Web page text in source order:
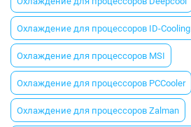
Охлаждение для процессоров ID-Cooling
Охлаждение для процессоров MSI
Охлаждение для процессоров PCCooler
Охлаждение для процессоров Zalman